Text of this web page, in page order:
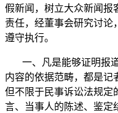
假新闻，树立大众新闻报
责任，经董事会研究讨论
遵守执行。
一、凡是能够证明报道
内容的依据范畴，都是记
但不限于民事诉讼法规定
言、当事人的陈述、鉴定